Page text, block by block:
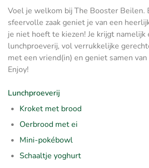
Voel je welkom bij The Booster Beilen.
sfeervolle zaak geniet je van een
je niet hoeft te kiezen! Je krijgt namelijk
lunchproeverij, vol verrukkelijke
met een vriend(in) en geniet samen
Enjoy!
Lunchproeverij
Kroket met brood
Oerbrood met ei
Mini-pokébowl
Schaaltje yoghurt